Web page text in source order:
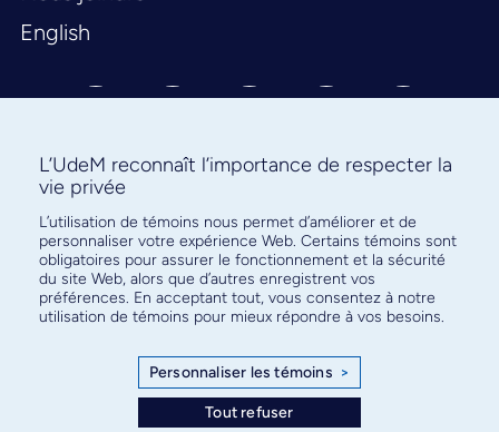
English
Abonnez-vous à notre infolettre
pour connaître l’actualité facultaire
L’UdeM reconnaît l’importance de respecter la
vie privée
L’utilisation de témoins nous permet d’améliorer et de
personnaliser votre expérience Web. Certains témoins sont
obligatoires pour assurer le fonctionnement et la sécurité
du site Web, alors que d’autres enregistrent vos
préférences. En acceptant tout, vous consentez à notre
utilisation de témoins pour mieux répondre à vos besoins.
Personnaliser les témoins >
Tout refuser